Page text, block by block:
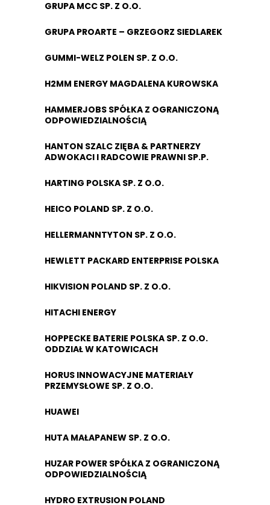
GRUPA MCC SP. Z O.O.
GRUPA PROARTE – GRZEGORZ SIEDLAREK
GUMMI-WELZ POLEN SP. Z O.O.
H2MM ENERGY MAGDALENA KUROWSKA
HAMMERJOBS SPÓŁKA Z OGRANICZONĄ
ODPOWIEDZIALNOŚCIĄ
HANTON SZALC ZIĘBA & PARTNERZY
ADWOKACI I RADCOWIE PRAWNI SP.P.
HARTING POLSKA SP. Z O.O.
HEICO POLAND SP. Z O.O.
HELLERMANNTYTON SP. Z O.O.
HEWLETT PACKARD ENTERPRISE POLSKA
HIKVISION POLAND SP. Z O.O.
HITACHI ENERGY
HOPPECKE BATERIE POLSKA SP. Z O.O.
ODDZIAŁ W KATOWICACH
HORUS INNOWACYJNE MATERIAŁY
PRZEMYSŁOWE SP. Z O.O.
HUAWEI
HUTA MAŁAPANEW SP. Z O.O.
HUZAR POWER SPÓŁKA Z OGRANICZONĄ
ODPOWIEDZIALNOŚCIĄ
HYDRO EXTRUSION POLAND